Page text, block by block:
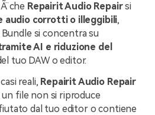
che Repairit Audio Repairsi
audio corrotti o illeggibili,
si concentra su
AI e riduzione del
tuo DAW o editor.
reali, Repairit Audio Repair
un file non si riproduce
dal tuo editor o contiene